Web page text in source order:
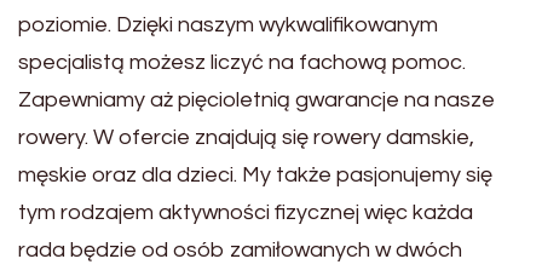
poziomie. Dzięki naszym wykwalifikowanym
specjalistą możesz liczyć na fachową pomoc.
Zapewniamy aż pięcioletnią gwarancje na nasze
rowery. W ofercie znajdują się rowery damskie,
męskie oraz dla dzieci. My także pasjonujemy się
tym rodzajem aktywności fizycznej więc każda
rada będzie od osób zamiłowanych w dwóch